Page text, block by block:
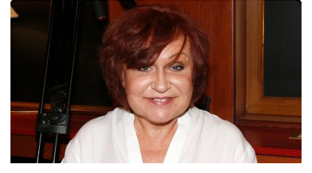
Zahrada
Design
Sledujte prima+
Přihlášení